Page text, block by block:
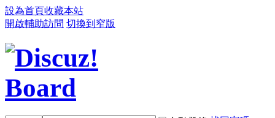
設為首頁收藏本站
開啟輔助訪問 切換到窄版